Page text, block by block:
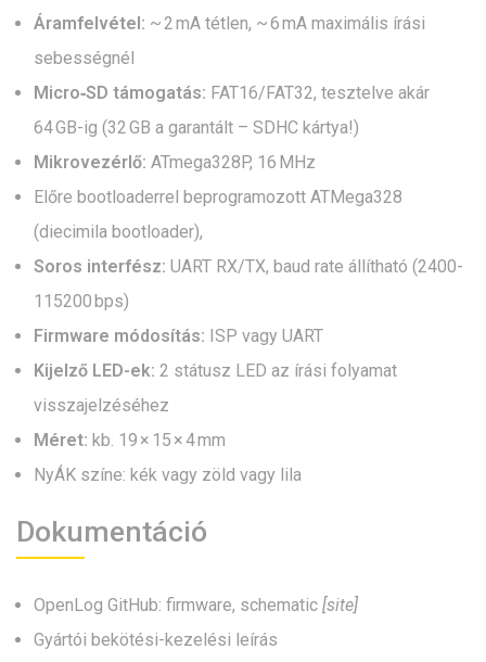
Áramfelvétel: ~ 2 mA tétlen, ~ 6 mA maximális írási
sebességnél
Micro‑SD támogatás: FAT16/FAT32, tesztelve akár
64 GB-ig (32 GB a garantált – SDHC kártya!)
Mikrovezérlő: ATmega328P, 16 MHz
Előre bootloaderrel beprogramozott ATMega328
(diecimila bootloader),
Soros interfész: UART RX/TX, baud rate állítható (2400-
115200 bps)
Firmware módosítás: ISP vagy UART
Kijelző LED-ek: 2 státusz LED az írási folyamat
visszajelzéséhez
Méret: kb. 19 × 15 × 4 mm
NyÁK színe: kék vagy zöld vagy lila
Dokumentáció
OpenLog GitHub: firmware, schematic [site]
Gyártói bekötési-kezelési leírás